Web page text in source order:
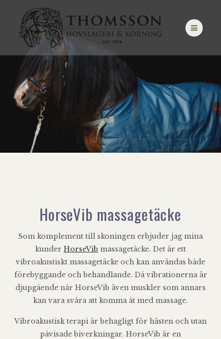
HorseVib massagetäcke
Som komplement till skoningen erbjuder jag mina
kunder HorseVib massagetäcke. Det är ett
vibroakustiskt massagetäcke och kan användas både
förebyggande och behandlande. Då vibrationerna är
djupgående når HorseVib även muskler som annars
kan vara svåra att komma åt med massage.
Vibroakustisk terapi är behagligt för hästen och utan
påvisade biverkningar. HorseVib är en